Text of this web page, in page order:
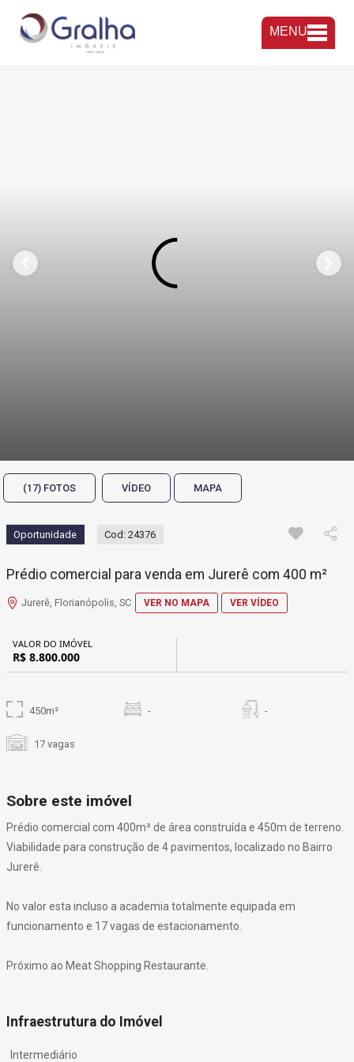
MENU
(17) FOTOS VÍDEO MAPA
Oportunidade Cod: 24376
Prédio comercial para venda em Jurerê com 400 m²
Jurerê, Florianópolis, SC VER NO MAPA VER VÍDEO
VALOR DO IMÓVEL
R$ 8.800.000
450m² - -
17 vagas
Sobre este imóvel
Prédio comercial com 400m² de área construída e 450m de terreno.
Viabilidade para construção de 4 pavimentos, localizado no Bairro
Jurerê.
No valor esta incluso a academia totalmente equipada em
funcionamento e 17 vagas de estacionamento.
Próximo ao Meat Shopping Restaurante.
Infraestrutura do Imóvel
Intermediário